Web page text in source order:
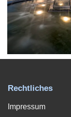
Rechtliches
Impressum